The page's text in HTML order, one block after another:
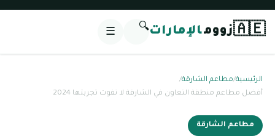
🇦🇪زوومالإمارات🔍
☰
الرئيسية/مطاعم الشارقة/
أفضل مطاعم منطقة التعاون في الشارقة لا تفوت تجربتها 2024
مطاعم الشارقة